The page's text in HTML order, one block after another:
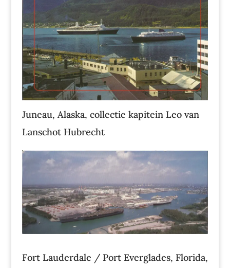
Juneau, Alaska, collectie kapitein Leo van
Lanschot Hubrecht
Fort Lauderdale / Port Everglades, Florida,